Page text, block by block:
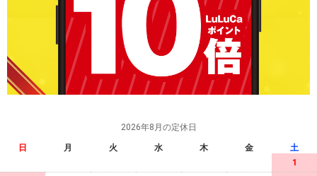
2026年8月の定休日
日 月 火 水 木 金
土
1